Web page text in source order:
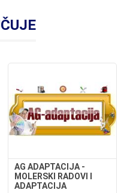
AG ADAPTACIJA -
MOLERSKI RADOVI I
ADAPTACIJA